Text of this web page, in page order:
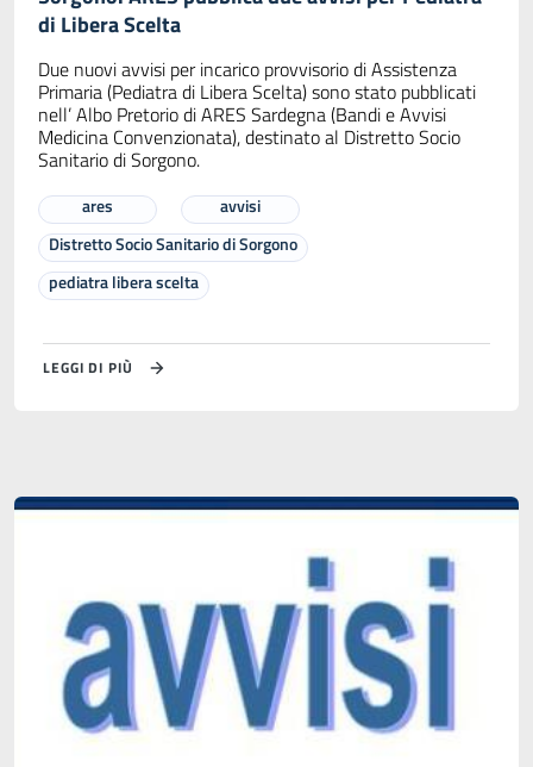
di Libera Scelta
Due nuovi avvisi per incarico provvisorio di Assistenza
Primaria (Pediatra di Libera Scelta) sono stato pubblicati
nell’ Albo Pretorio di ARES Sardegna (Bandi e Avvisi
Medicina Convenzionata), destinato al Distretto Socio
Sanitario di Sorgono.
ares
avvisi
Distretto Socio Sanitario di Sorgono
pediatra libera scelta
LEGGI DI PIÙ